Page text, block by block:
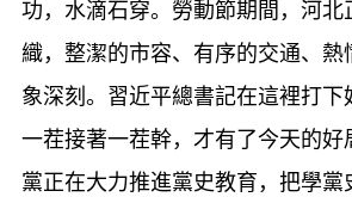
功，水滴石穿。勞動節期間，河北
織，整潔的市容、有序的交通、熱
象深刻。習近平總書記在這裡打下
一茬接著一茬幹，才有了今天的好
黨正在大力推進黨史教育，把學